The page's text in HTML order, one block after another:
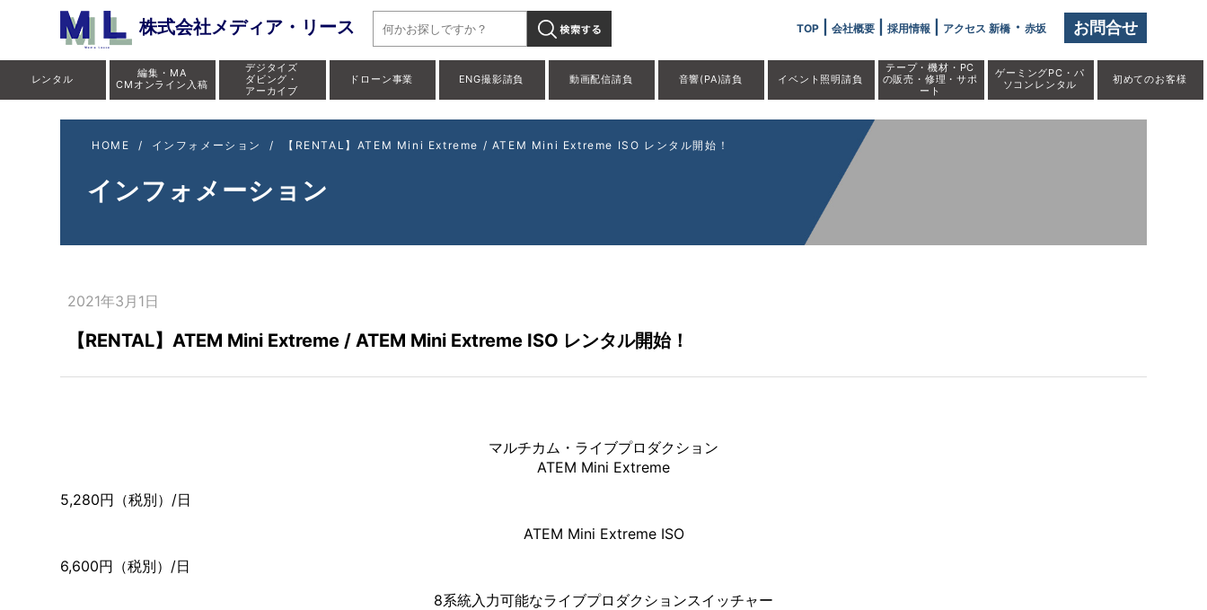
株式会社メディア・リース お問合せ
TOP| 会社概要| 採用情報 アクセス 新橋・ 赤坂
レンタル
編集・MA
CMオンライン入稿
デジタイズ
ダビング・
アーカイブ
ドローン事業 ENG撮影請負 動画配信請負 音響(PA)請負 イベント照明請負
テープ・機材・PC
の販売・修理・サポ
ート
ゲーミングPC・パ
ソコンレンタル
初めてのお客様
HOME / インフォメーション / 【RENTAL】ATEM Mini Extreme / ATEM Mini Extreme ISO レンタル開始！
インフォメーション
2021年3月1日
【RENTAL】ATEM Mini Extreme / ATEM Mini Extreme ISO レンタル開始！
マルチカム・ライブプロダクション
ATEM Mini Extreme
5,280円（税別）/日
ATEM Mini Extreme ISO
6,600円（税別）/日
8系統入力可能なライブプロダクションスイッチャー